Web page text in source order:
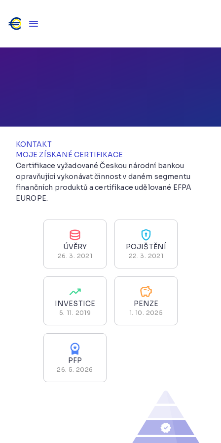
KONTAKT
MOJE ZÍSKANÉ CERTIFIKACE
Certifikace vyžadované Českou národní bankou
opravňující vykonávat činnost v daném segmentu
finančních produktů a certifikace udělované EFPA
EUROPE.
ÚVĚRY
26. 3. 2021
POJIŠTĚNÍ
22. 3. 2021
INVESTICE
5. 11. 2019
PENZE
1. 10. 2025
PFP
26. 5. 2026